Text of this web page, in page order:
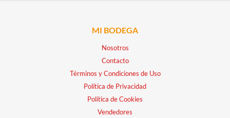
MI BODEGA
Nosotros
Contacto
Términos y Condiciones de Uso
Política de Privacidad
Política de Cookies
Vendedores